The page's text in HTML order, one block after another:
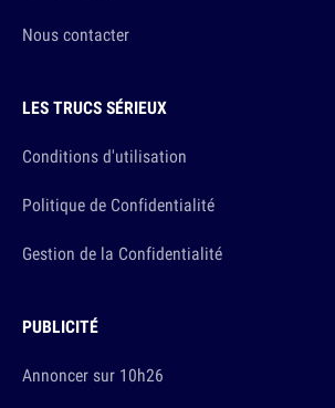
Nous contacter
LES TRUCS SÉRIEUX
Conditions d'utilisation
Politique de Confidentialité
Gestion de la Confidentialité
PUBLICITÉ
Annoncer sur 10h26